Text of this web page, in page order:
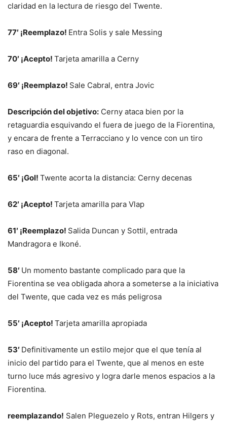
claridad en la lectura de riesgo del Twente.
77′ ¡Reemplazo! Entra Solis y sale Messing
70′ ¡Acepto! Tarjeta amarilla a Cerny
69′ ¡Reemplazo! Sale Cabral, entra Jovic
Descripción del objetivo: Cerny ataca bien por la
retaguardia esquivando el fuera de juego de la Fiorentina,
y encara de frente a Terracciano y lo vence con un tiro
raso en diagonal.
65′ ¡Gol! Twente acorta la distancia: Cerny decenas
62′ ¡Acepto! Tarjeta amarilla para Vlap
61′ ¡Reemplazo! Salida Duncan y Sottil, entrada
Mandragora e Ikoné.
58′ Un momento bastante complicado para que la
Fiorentina se vea obligada ahora a someterse a la iniciativa
del Twente, que cada vez es más peligrosa
55′ ¡Acepto! Tarjeta amarilla apropiada
53′ Definitivamente un estilo mejor que el que tenía al
inicio del partido para el Twente, que al menos en este
turno luce más agresivo y logra darle menos espacios a la
Fiorentina.
reemplazando! Salen Pleguezelo y Rots, entran Hilgers y